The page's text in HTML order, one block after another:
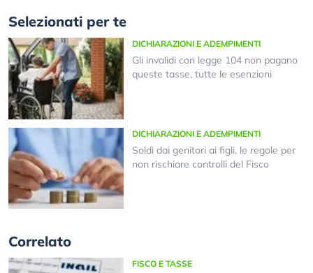
Selezionati per te
DICHIARAZIONI E ADEMPIMENTI
Gli invalidi con legge 104 non pagano
queste tasse, tutte le esenzioni
DICHIARAZIONI E ADEMPIMENTI
Soldi dai genitori ai figli, le regole per
non rischiare controlli del Fisco
Correlato
FISCO E TASSE